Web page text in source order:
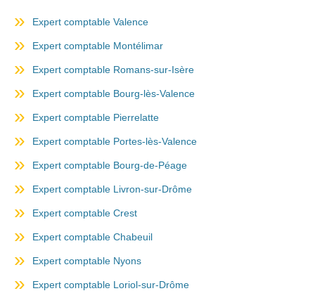
Expert comptable Valence
Expert comptable Montélimar
Expert comptable Romans-sur-Isère
Expert comptable Bourg-lès-Valence
Expert comptable Pierrelatte
Expert comptable Portes-lès-Valence
Expert comptable Bourg-de-Péage
Expert comptable Livron-sur-Drôme
Expert comptable Crest
Expert comptable Chabeuil
Expert comptable Nyons
Expert comptable Loriol-sur-Drôme